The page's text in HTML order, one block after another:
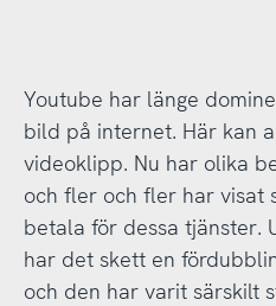
Youtube har länge
bild på internet. Här kan
videoklipp. Nu har olika
och fler och fler har visat
betala för dessa tjänster.
har det skett en
och den har varit särskilt